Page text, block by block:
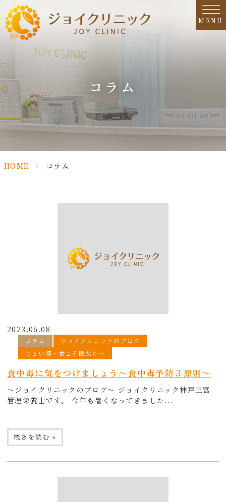
MENU
コラム
HOME > コラム
2023.06.08
コラム
ジョイクリニックのブログ
じょい膳〜食こそ医なり〜
食中毒に気をつけましょう～食中毒予防３原則～
～ジョイクリニックのブログ～ ジョイクリニック神戸三宮
管理栄養士です。 今年も暑くなってきました...
続きを読む »